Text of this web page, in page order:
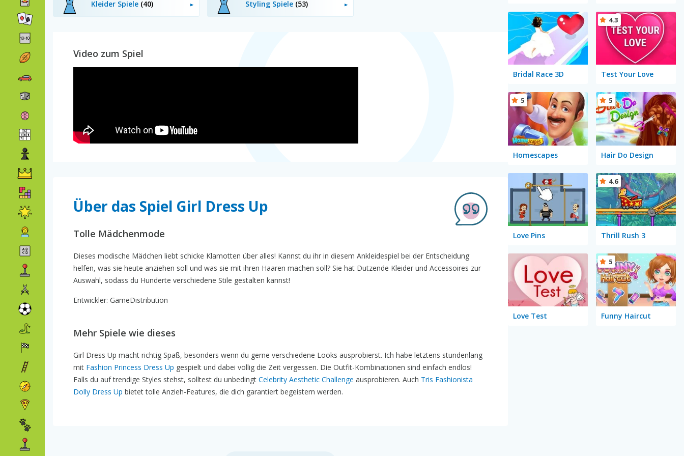
Kleider Spiele (40) Styling Spiele (53)
Video zum Spiel
Über das Spiel Girl Dress Up
Tolle Mädchenmode
Dieses modische Mädchen liebt schicke Klamotten über alles! Kannst du ihr in diesem Ankleidespiel bei der Entscheidung
helfen, was sie heute anziehen soll und was sie mit ihren Haaren machen soll? Sie hat Dutzende Kleider und Accessoires zur
Auswahl, sodass du Hunderte verschiedene Stile gestalten kannst!
Entwickler: GameDistribution
Mehr Spiele wie dieses
Girl Dress Up macht richtig Spaß, besonders wenn du gerne verschiedene Looks ausprobierst. Ich habe letztens stundenlang
mit Fashion Princess Dress Up gespielt und dabei völlig die Zeit vergessen. Die Outfit-Kombinationen sind einfach endlos!
Falls du auf trendige Styles stehst, solltest du unbedingt Celebrity Aesthetic Challenge ausprobieren. Auch Tris Fashionista
Dolly Dress Up bietet tolle Anzieh-Features, die dich garantiert begeistern werden.
Bridal Race 3D Test Your Love
4.3
Homescapes
5
Hair Do Design
5
Love Pins Thrill Rush 3
4.6
Love Test Funny Haircut
5